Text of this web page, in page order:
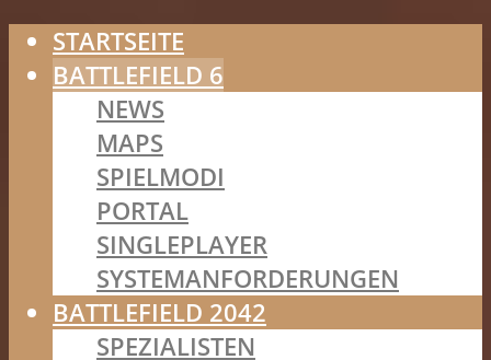
STARTSEITE
BATTLEFIELD 6
NEWS
MAPS
SPIELMODI
PORTAL
SINGLEPLAYER
SYSTEMANFORDERUNGEN
BATTLEFIELD 2042
SPEZIALISTEN